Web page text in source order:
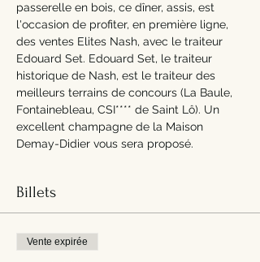
passerelle en bois, ce dîner, assis, est
l'occasion de profiter, en première ligne,
des ventes Elites Nash, avec le traiteur
Edouard Set. Edouard Set, le traiteur
historique de Nash, est le traiteur des
meilleurs terrains de concours (La Baule,
Fontainebleau, CSI**** de Saint Lô). Un
excellent champagne de la Maison
Demay-Didier vous sera proposé.
Billets
Vente expirée